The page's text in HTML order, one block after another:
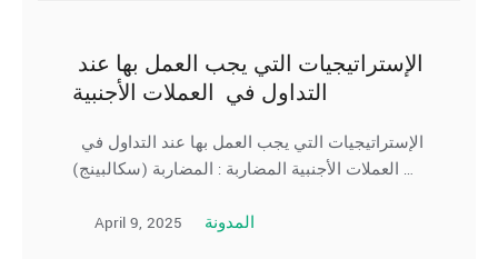
العملات الأجنبية المضاربة : المضاربة (سكالبينج) …
April 9, 2025 المدونة